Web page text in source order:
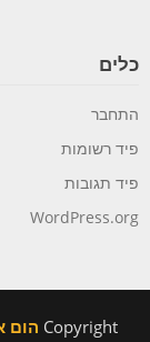
כלים
התחבר
פיד רשומות
פיד תגובות
WordPress.org
Copyright הום